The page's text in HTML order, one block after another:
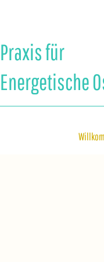
Praxis für
Energetische